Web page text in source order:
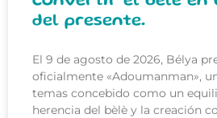
del presente.
El 9 de agosto de 2026, Bélya
oficialmente «Adoumanman»,
temas concebido como un
herencia del bèlè y la creación